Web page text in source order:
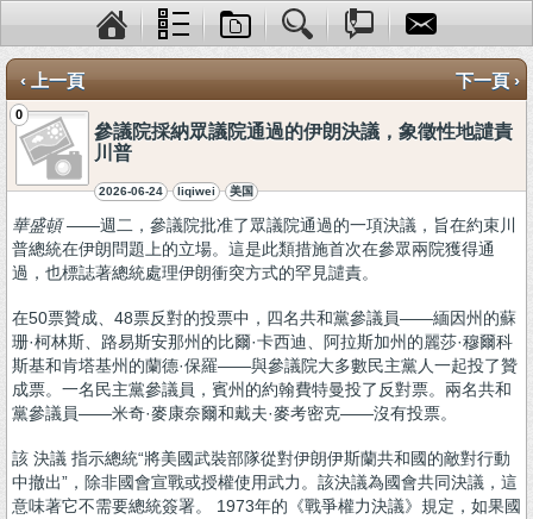
‹ 上一頁 下一頁 ›
0
參議院採納眾議院通過的伊朗決議，象徵性地譴責
川普
2026-06-24 liqiwei 美国
華盛頓——週二，參議院批准了眾議院通過的一項決議，旨在約束川
普總統在伊朗問題上的立場。這是此類措施首次在參眾兩院獲得通
過，也標誌著總統處理伊朗衝突方式的罕見譴責。
在50票贊成、48票反對的投票中，四名共和黨參議員——緬因州的蘇
珊·柯林斯、路易斯安那州的比爾·卡西迪、阿拉斯加州的麗莎·穆爾科
斯基和肯塔基州的蘭德·保羅——與參議院大多數民主黨人一起投了贊
成票。一名民主黨參議員，賓州的約翰費特曼投了反對票。兩名共和
黨參議員——米奇·麥康奈爾和戴夫·麥考密克——沒有投票。
該 決議 指示總統“將美國武裝部隊從對伊朗伊斯蘭共和國的敵對行動
中撤出”，除非國會宣戰或授權使用武力。該決議為國會共同決議，這
意味著它不需要總統簽署。 1973年的《戰爭權力決議》規定，如果國